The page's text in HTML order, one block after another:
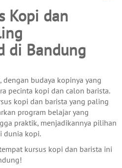
Kopi dan
di Bandung
budaya kopinya yang
pecinta kopi dan calon barista.
kopi dan barista yang paling
program belajar yang
praktik, menjadikannya pilihan
dunia kopi.
kursus kopi dan barista ini